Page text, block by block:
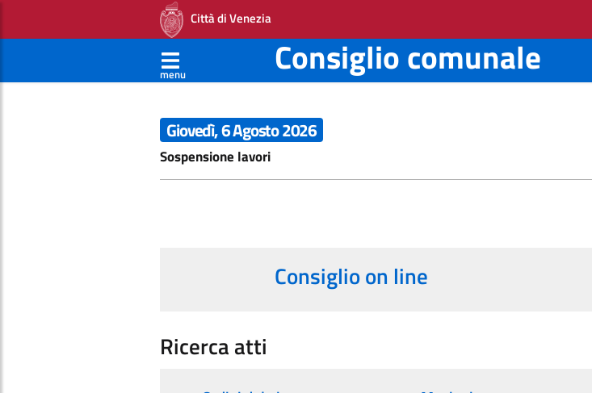
Città di Venezia
menu Consiglio comunale
Giovedì, 6 Agosto 2026
Sospensione lavori
Consiglio on line
Ricerca atti